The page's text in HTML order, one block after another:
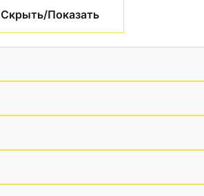
Скрыть/Показать